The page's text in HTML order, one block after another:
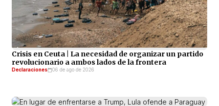
Crisis en Ceuta | La necesidad de organizar un partido
revolucionario a ambos lados de la frontera
Declaraciones 06 de ago de 2026